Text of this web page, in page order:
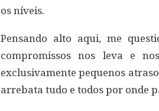
os níveis.
Pensando alto aqui, me
compromissos nos leva e
exclusivamente pequenos
arrebata tudo e todos por onde